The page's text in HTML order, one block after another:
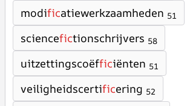
modificatiewerkzaamheden 51
sciencefictionschrijvers 58
uitzettingscoëfficiënten 51
veiligheidscertificering 52